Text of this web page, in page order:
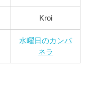
Kroi
水曜日のカンパ
ネラ